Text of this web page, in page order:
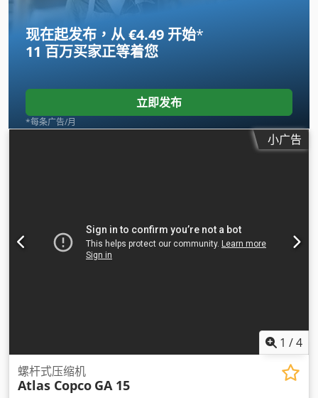
现在起发布，从 €4.49 开始*
11 百万买家正等着您
立即发布
*每条广告/月
小广告
1 /4
螺杆式压缩机
Atlas Copco GA 15